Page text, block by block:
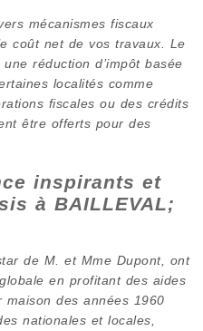
mécanismes fiscaux
coût net de vos travaux. Le
réduction d’impôt basée
localités comme
fiscales ou des crédits
être offerts pour des
inspirants et
à BAILLEVAL;
de M. et Mme Dupont, ont
en profitant des aides
des années 1960
nationales et locales,